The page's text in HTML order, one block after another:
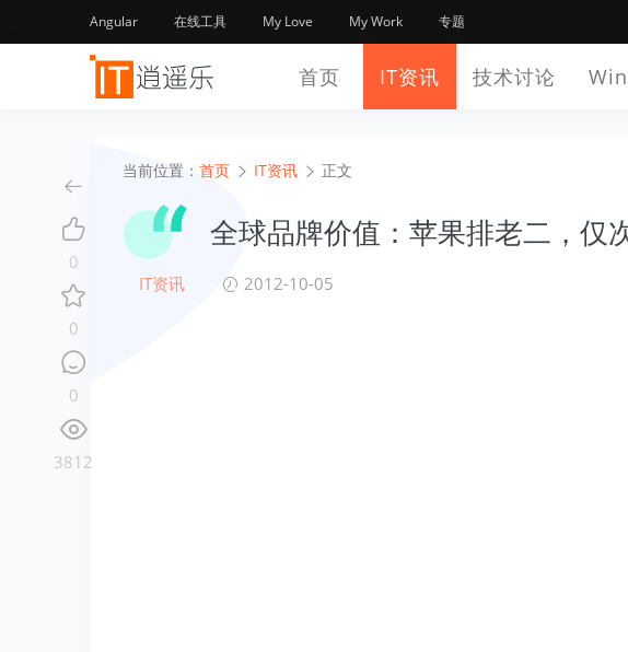
Angular 在线工具 My Love My Work 专题
首页 IT资讯 技术讨论
当前位置： 首页 IT资讯 正文
全球品牌价值：苹果排老二，仅
IT资讯 2012-10-05
0
0
0
3812